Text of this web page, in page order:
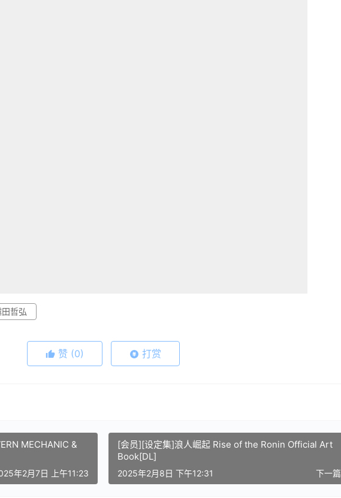
田哲弘
赞 (0) 打赏
MECHANIC &
年2月7日 上午11:23
[会员][设定集]浪人崛起 Rise of the Ronin Official Art
Book[DL]
下一篇
2025年2月8日 下午12:31